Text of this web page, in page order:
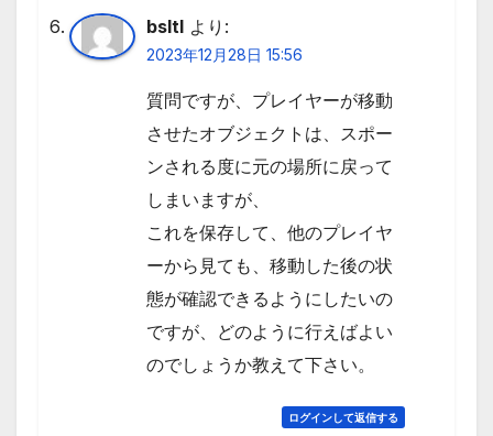
bsltl より:
2023年12月28日 15:56
質問ですが、プレイヤーが移動
させたオブジェクトは、スポー
ンされる度に元の場所に戻って
しまいますが、
これを保存して、他のプレイヤ
ーから見ても、移動した後の状
態が確認できるようにしたいの
ですが、どのように行えばよい
のでしょうか教えて下さい。
ログインして返信する